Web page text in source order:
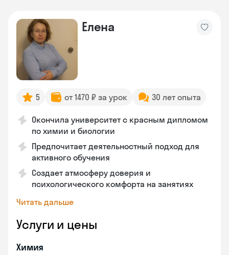
Елена
5 от 1470 ₽ за урок 30 лет опыта
Окончила университет с красным дипломом
по химии и биологии
Предпочитает деятельностный подход для
активного обучения
Создает атмосферу доверия и
психологического комфорта на занятиях
Читать дальше
Услуги и цены
Химия